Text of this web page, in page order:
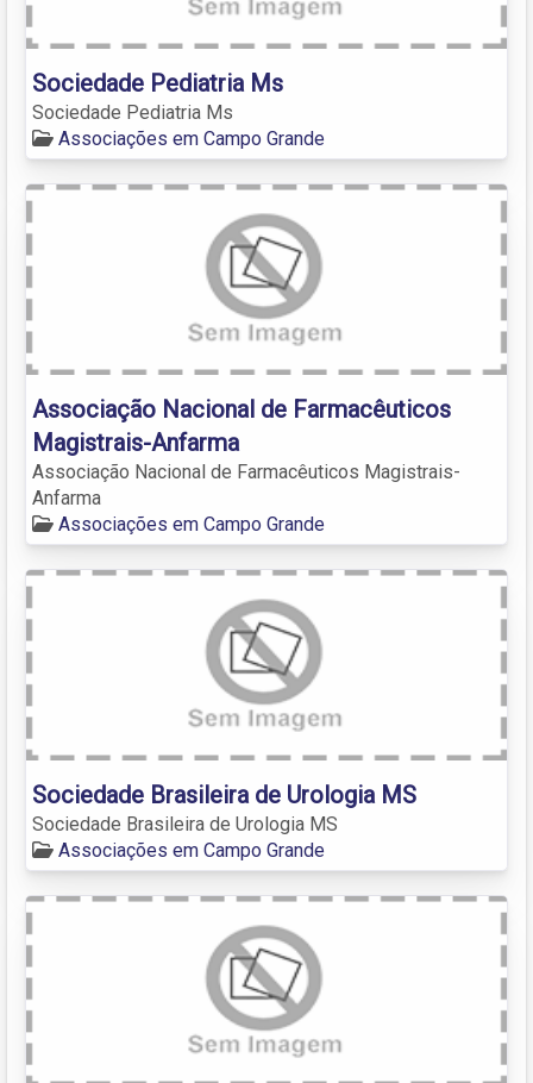
Sociedade Pediatria Ms
Sociedade Pediatria Ms
Associações em Campo Grande
Associação Nacional de Farmacêuticos
Magistrais-Anfarma
Associação Nacional de Farmacêuticos Magistrais-
Anfarma
Associações em Campo Grande
Sociedade Brasileira de Urologia MS
Sociedade Brasileira de Urologia MS
Associações em Campo Grande